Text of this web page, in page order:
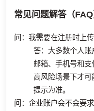
常见问题解答（FAQ
问：我需要在注册时上传
答：大多数个人
邮箱、手机号和
高风险场景下才
提示为准。
问：企业账户会不会要求